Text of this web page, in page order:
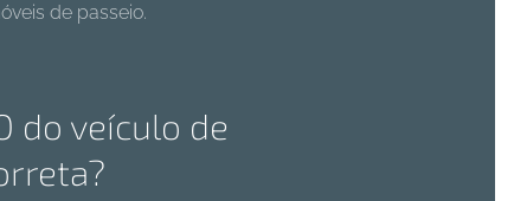
de passeio.
do veículo de